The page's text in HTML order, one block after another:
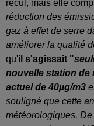
recul, mais elle
réduction des
gaz à effet de serre
améliorer la qualité
qu'il s'agissait "
nouvelle station de
actuel de 40µg/m3
souligné que cette
météorologiques.